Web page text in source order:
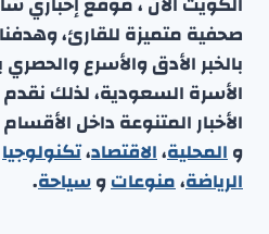
صحفية متميزة للقارئ، وهدفنا
بالخبر الأدق والأسرع
الأسرة السعودية، لذلك
الأخبار المتنوعة داخل الأقسام
والمحلية،الاقتصاد،تكنولوجيا
الرياضة،منوعاتوسياحة.